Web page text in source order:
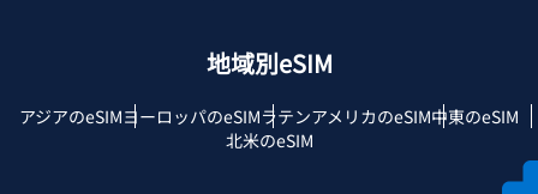
地域別eSIM
アジアのeSIMヨーロッパのeSIMラテンアメリカのeSIM中東のeSIM
北米のeSIM